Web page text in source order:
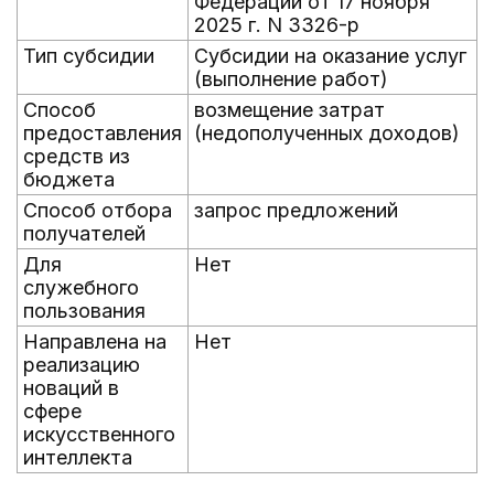
2025 г. N 3326-р
Тип субсидии
Субсидии на оказание услуг
(выполнение работ)
Способ
предоставления
средств из
бюджета
возмещение затрат
(недополученных доходов)
Способ отбора
получателей
запрос предложений
Для
служебного
пользования
Нет
Направлена на
реализацию
новаций в
сфере
искусственного
интеллекта
Нет